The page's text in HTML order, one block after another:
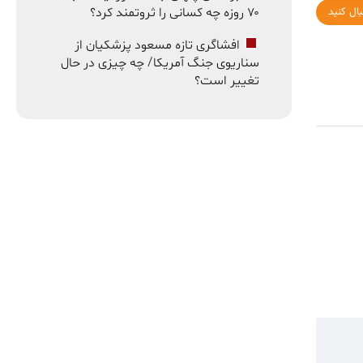
کنید
۷۰ روزه چه کسانی را ثروتمند کرد؟
افشاگری تازه مسعود پزشکیان از
سناریوی جنگ آمریکا/ چه چیزی در حال
تغییر است؟